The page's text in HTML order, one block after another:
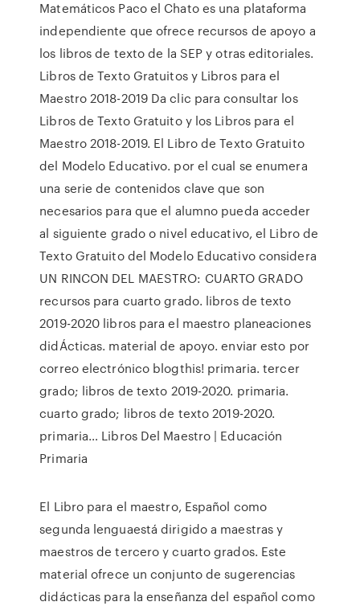
Matemáticos Paco el Chato es una plataforma
independiente que ofrece recursos de apoyo a
los libros de texto de la SEP y otras editoriales.
Libros de Texto Gratuitos y Libros para el
Maestro 2018-2019 Da clic para consultar los
Libros de Texto Gratuito y los Libros para el
Maestro 2018-2019. El Libro de Texto Gratuito
del Modelo Educativo. por el cual se enumera
una serie de contenidos clave que son
necesarios para que el alumno pueda acceder
al siguiente grado o nivel educativo, el Libro de
Texto Gratuito del Modelo Educativo considera
UN RINCON DEL MAESTRO: CUARTO GRADO
recursos para cuarto grado. libros de texto
2019-2020 libros para el maestro planeaciones
didÁcticas. material de apoyo. enviar esto por
correo electrónico blogthis! primaria. tercer
grado; libros de texto 2019-2020. primaria.
cuarto grado; libros de texto 2019-2020.
primaria… Libros Del Maestro | Educación
Primaria
El Libro para el maestro, Español como
segunda lenguaestá dirigido a maestras y
maestros de tercero y cuarto grados. Este
material ofrece un conjunto de sugerencias
didácticas para la enseñanza del español como